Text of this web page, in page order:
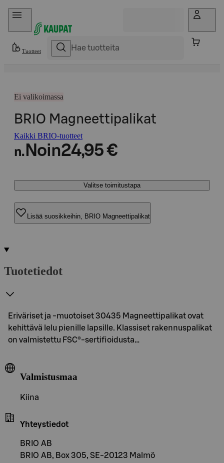
Hyppää sisältöön
Tuotteet
Ei valikoimassa
BRIO Magneettipalikat
Kaikki BRIO-tuotteet
n. Noin24,95 €
Valitse toimitustapa
Lisää suosikkeihin, BRIO Magneettipalikat
Tuotetiedot
Eriväriset ja -muotoiset 30435 Magneettipalikat ovat
kehittävä lelu pienille lapsille. Klassiset rakennuspalikat
on valmistettu FSC®-sertifioidusta…
Valmistusmaa
Kiina
Yhteystiedot
BRIO AB
BRIO AB, Box 305, SE-20123 Malmö